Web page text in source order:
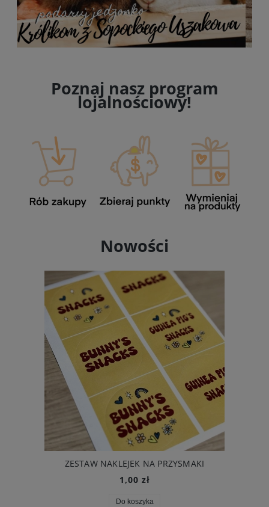
Poznaj nasz program
lojalnościowy!
Nowości
ZESTAW NAKLEJEK NA PRZYSMAKI
1,00 zł
Do koszyka